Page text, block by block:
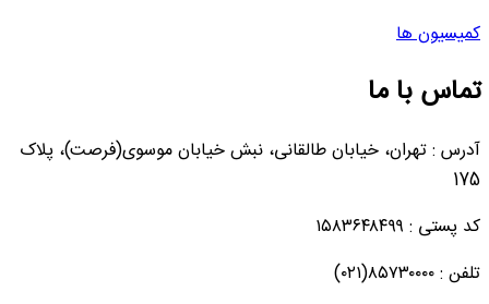
کمیسیون ها
تماس با ما
آدرس : تهران، خیابان طالقانی، نبش خیابان موسوی(فرصت)، پلاک
175
کد پستی : ۱۵۸۳۶۴۸۴۹۹
تلفن : ۸۵۷۳۰۰۰۰(۰۲۱)